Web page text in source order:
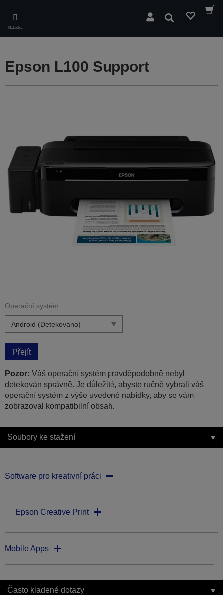
main
content
Nabídka
Hledat
Epson L100 Support
Operační systém:
Přejít
Pozor: Váš operační systém pravděpodobně nebyl
detekován správně. Je důležité, abyste ručně vybrali váš
operační systém z výše uvedené nabídky, aby se vám
zobrazoval kompatibilní obsah.
Soubory ke stažení
Software pro kreativní práci
Epson Creative Print
Mobile Apps
Často kladené dotazy